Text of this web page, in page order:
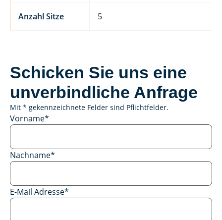
Anzahl Sitze 5
Schicken Sie uns eine
unverbindliche Anfrage
Mit * gekennzeichnete Felder sind Pflichtfelder.
Vorname*
Nachname*
E-Mail Adresse*